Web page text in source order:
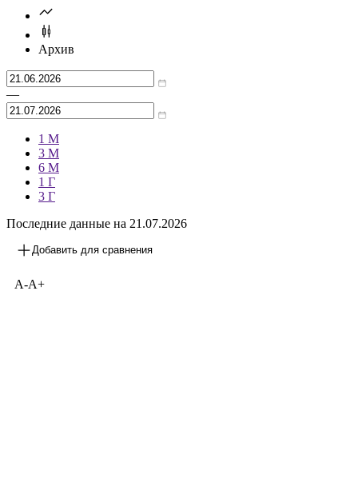
Архив
—
1 М
3 М
6 М
1 Г
3 Г
Последние данные на 21.07.2026
Добавить для сравнения